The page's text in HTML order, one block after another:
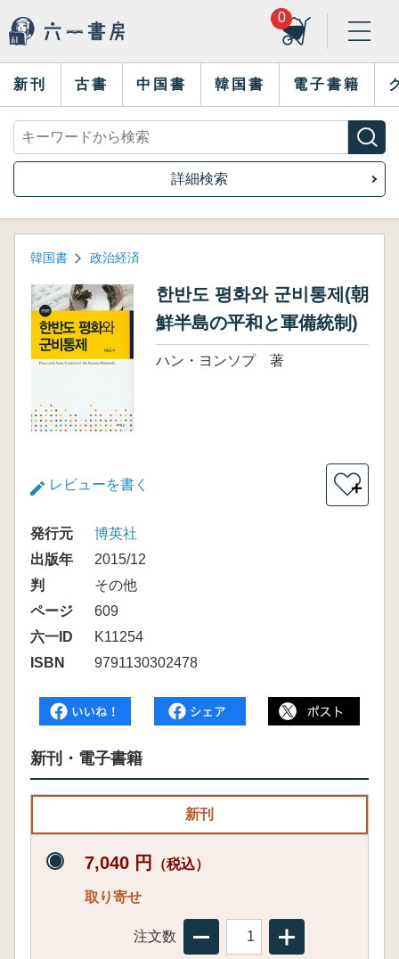
0
新刊 古書 中国書 韓国書 電子書籍
詳細検索
韓国書 政治経済
한반도 평화와 군비통제(朝
鮮半島の平和と軍備統制)
ハン・ヨンソプ 著
レビューを書く ＋
発行元
博英社
出版年
2015/12
判
その他
ページ
609
六一ID
K11254
ISBN
9791130302478
新刊・電子書籍
新刊
7,040 円 （税込）
取り寄せ
注文数